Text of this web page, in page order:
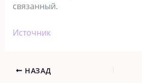
связанный.
Источник
НАЗАД